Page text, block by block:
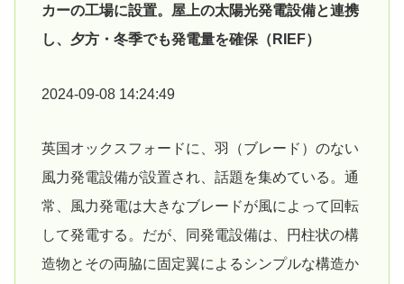
カーの工場に設置。屋上の太陽光発電設備と連携
し、夕方・冬季でも発電量を確保（RIEF）
2024-09-08 14:24:49
英国オックスフォードに、羽（ブレード）のない
風力発電設備が設置され、話題を集めている。通
常、風力発電は大きなブレードが風によって回転
して発電する。だが、同発電設備は、円柱状の構
造物とその両脇に固定翼によるシンプルな構造か